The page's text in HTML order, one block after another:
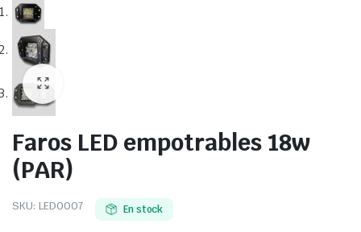
Faros LED empotrables 18w
(PAR)
SKU: LED0007 En stock